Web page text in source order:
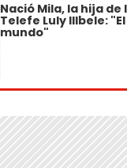
Nació Mila, la hija
Telefe Luly Illbele:
mundo"